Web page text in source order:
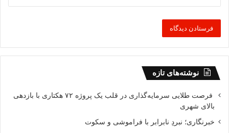
نوشته‌های تازه
فرصت طلایی سرمایه‌گذاری در قلب یک پروژه ۷۲ هکتاری با بازدهی
بالای شهری
خبرنگاری؛ نبردِ نابرابر با فراموشی و سکوت